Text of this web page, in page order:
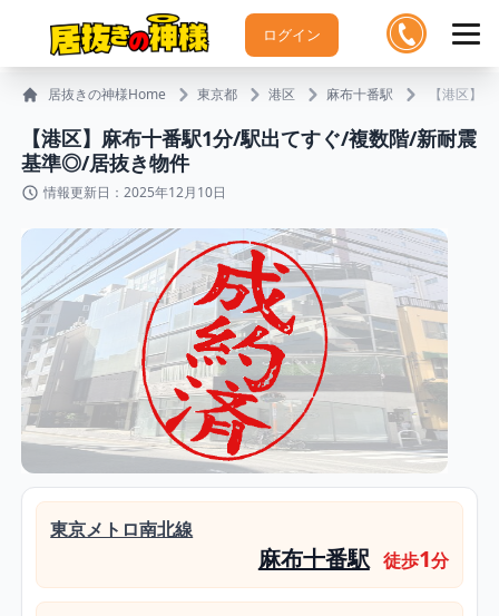
ログイン
居抜きの神様Home 東京都 港区 麻布十番駅 【港区】
【港区】⿇布⼗番駅1分/駅出てすぐ/複数階/新耐震
基準◎/居抜き物件
情報更新日：2025年12月10日
東京メトロ南北線
麻布十番駅 徒歩1分